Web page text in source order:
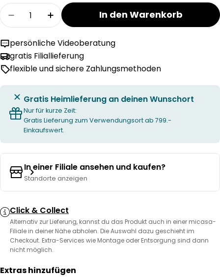
Menge
Menge für MODUL Komfortablage verringern
Menge für MODUL Komfortablage
In den Warenkorb
persönliche Videoberatung
gratis Filiallieferung
flexible und sichere Zahlungsmethoden
Gratis Heimlieferung an deinen Wunschort
Nur für kurze Zeit:
Gratis Lieferung zum Verwendungsort ab 799.-
Einkaufswert.
In einer Filiale ansehen und kaufen?
Standorte anzeigen
Click & Collect
Alternativ zur Lieferung, kannst du das Produkt auch in einer micasa-
Filiale in deiner Nähe abholen. Die Auswahl dazu geschieht im
Checkout. Extra-Services wie Montage oder Entsorgung sind dann
nicht möglich.
Extras hinzufügen